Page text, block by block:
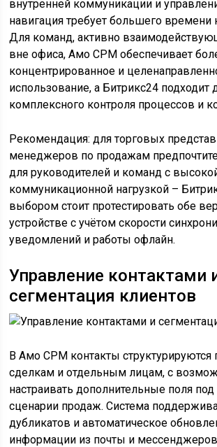
внутренней коммуникации и
навигация требует большего времени
Для команд, активно
вне офиса, Амо СРМ обеспечивает
концентрированное и
использование, а Битрикс24 подходит
комплексного контроля процессов и
Рекомендация: для торговых
менеджеров по продажам
для руководителей и команд с
коммуникационной нагрузкой –
выбором стоит протестировать обе
устройстве с учётом скорости
уведомлений и работы офлайн.
Управление контактами
сегментация клиентов
В Амо СРМ контакты структурируются
сделкам и отдельным лицам, с
настраивать дополнительные поля
сценарии продаж. Система
дубликатов и автоматическое
информации из почты и